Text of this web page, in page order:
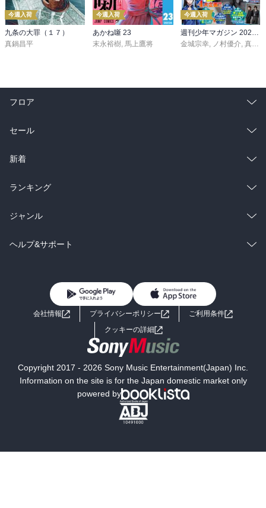
今週入荷
九条の大罪（１７）
真鍋昌平
今週入荷
あかね噺 23
末永裕樹, 馬上鷹将
今週入荷
週刊少年マガジン 2026年36・37号[2026年8月5日発売]
金城宗幸, ノ村優介, 真島ヒロ
フロア
総合
ラノベ
雑誌・グラビア
BL・TL
セール
総合
ラノベ
雑誌・グラビア
BL・TL
新着
総合
ラノベ
雑誌・グラビア
ランキング
総合
ラノベ
ジャンル
コミック
ライトノベル 男子向けラノベ
小説
海外小説
ミステリー SF
文学
ヘルプ&サポート
よくあるご質問 お問い合わせ
会社情報 プライバシーポリシー
ご利用条件
クッキーの詳細
Copyright 2017 - 2026 Sony Music Entertainment(Japan) Inc.
Information on the site is for the Japan domestic market only
powered by